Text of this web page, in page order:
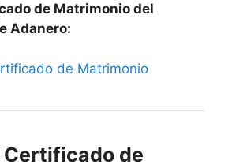
de Matrimonio del
Adanero:
de Matrimonio
Certificado de